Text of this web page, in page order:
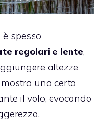
spesso
regolari e lente,
altezze
una certa
il volo, evocando